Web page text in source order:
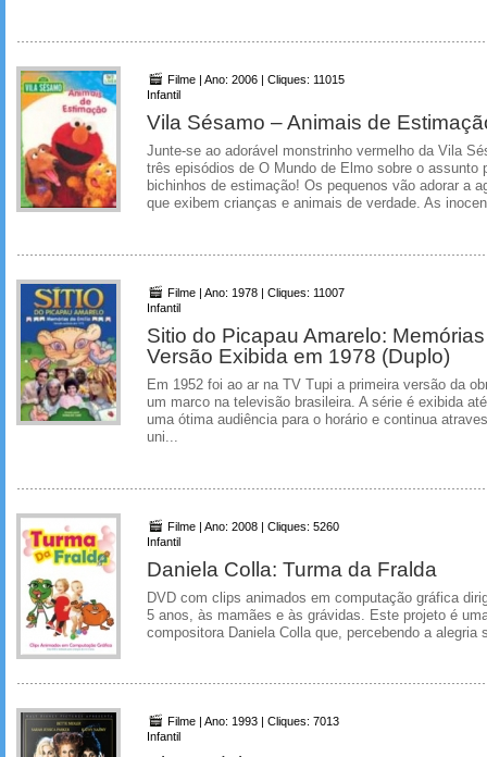
Filme | Ano: 2006 | Cliques: 11015
Infantil
Vila Sésamo – Animais de
Junte-se ao adorável monstrinho vermelho da Vila
três episódios de O Mundo de Elmo sobre o assunto
bichinhos de estimação! Os pequenos vão adorar a
que exibem crianças e animais de verdade. As
Filme | Ano: 1978 | Cliques: 11007
Infantil
Sitio do Picapau Amarelo:
Versão Exibida em 1978 (Duplo)
Em 1952 foi ao ar na TV Tupi a primeira versão da
um marco na televisão brasileira. A série é exibida
uma ótima audiência para o horário e continua
uni...
Filme | Ano: 2008 | Cliques: 5260
Infantil
Daniela Colla: Turma da Fralda
DVD com clips animados em computação gráfica
5 anos, às mamães e às grávidas. Este projeto é
compositora Daniela Colla que, percebendo a alegria
Filme | Ano: 1993 | Cliques: 7013
Infantil